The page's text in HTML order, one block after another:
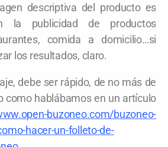
descriptiva del producto es
la publicidad de productos
comida a domicilio…si
los resultados, claro.
debe ser rápido, de no más de
como hablábamos en un artículo
buzoneo.com/buzoneo-
hacer-un-folleto-de-